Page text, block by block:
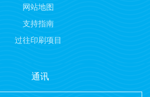
网站地图
支持指南
过往印刷项目
通讯